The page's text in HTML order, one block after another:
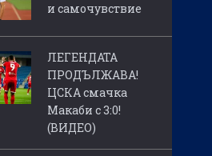
и самочувствие
ЛЕГЕНДАТА
ПРОДЪЛЖАВА!
ЦСКА смачка
Макаби с 3:0!
(ВИДЕО)